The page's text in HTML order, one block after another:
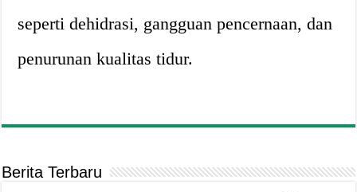
seperti dehidrasi, gangguan pencernaan, dan
penurunan kualitas tidur.
Berita Terbaru